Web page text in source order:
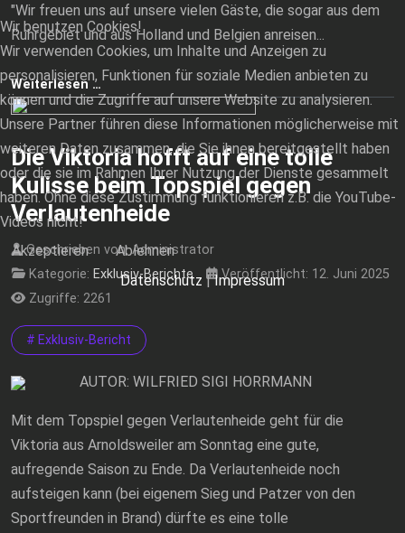
"Wir freuen uns auf unsere vielen Gäste, die sogar aus dem
Ruhrgebiet und aus Holland und Belgien anreisen...
Weiterlesen …
Die Viktoria hofft auf eine tolle
Kulisse beim Topspiel gegen
Verlautenheide
Geschrieben von:Administrator
Kategorie: Exklusiv-Berichte
Veröffentlicht: 12. Juni 2025
Zugriffe: 2261
# Exklusiv-Bericht
AUTOR: WILFRIED SIGI HORRMANN
Mit dem Topspiel gegen Verlautenheide geht für die
Viktoria aus Arnoldsweiler am Sonntag eine gute,
aufregende Saison zu Ende. Da Verlautenheide noch
aufsteigen kann (bei eigenem Sieg und Patzer von den
Sportfreunden in Brand) dürfte es eine tolle
Wir benutzen Cookies!
Wir verwenden Cookies, um Inhalte und Anzeigen zu
personalisieren, Funktionen für soziale Medien anbieten zu
können und die Zugriffe auf unsere Website zu analysieren.
Unsere Partner führen diese Informationen möglicherweise mit
weiteren Daten zusammen, die Sie ihnen bereitgestellt haben
oder die sie im Rahmen Ihrer Nutzung der Dienste gesammelt
haben. Ohne diese Zustimmung funktionieren z.B. die YouTube-
Videos nicht!
Akzeptieren
Ablehnen
Datenschutz |Impressum